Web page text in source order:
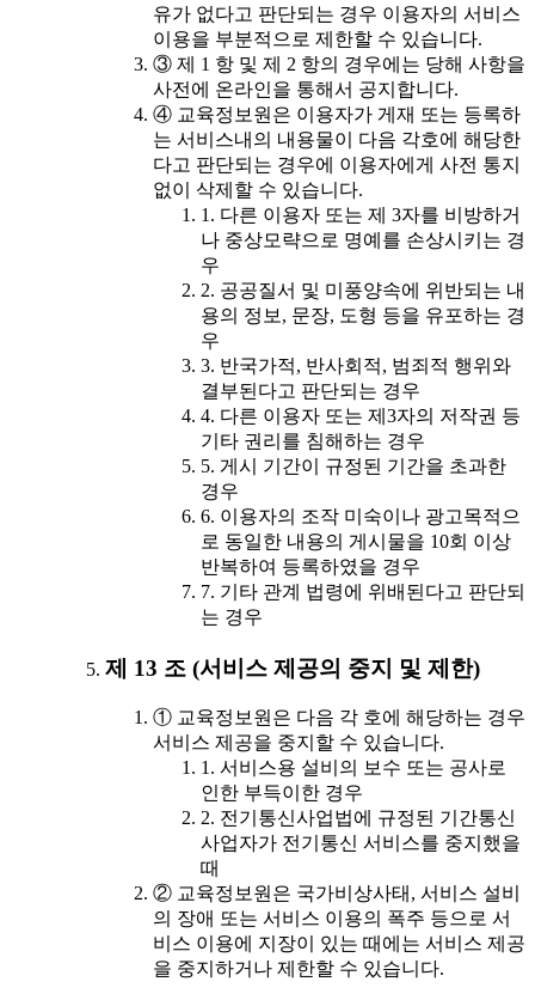
유가 없다고 판단되는 경우 이용자의 서비스
이용을 부분적으로 제한할 수 있습니다.
③ 제 1 항 및 제 2 항의 경우에는 당해 사항을
사전에 온라인을 통해서 공지합니다.
④ 교육정보원은 이용자가 게재 또는 등록하
는 서비스내의 내용물이 다음 각호에 해당한
다고 판단되는 경우에 이용자에게 사전 통지
없이 삭제할 수 있습니다.
1. 다른 이용자 또는 제 3자를 비방하거
나 중상모략으로 명예를 손상시키는 경
우
2. 공공질서 및 미풍양속에 위반되는 내
용의 정보, 문장, 도형 등을 유포하는 경
우
3. 반국가적, 반사회적, 범죄적 행위와
결부된다고 판단되는 경우
4. 다른 이용자 또는 제3자의 저작권 등
기타 권리를 침해하는 경우
5. 게시 기간이 규정된 기간을 초과한
경우
6. 이용자의 조작 미숙이나 광고목적으
로 동일한 내용의 게시물을 10회 이상
반복하여 등록하였을 경우
7. 기타 관계 법령에 위배된다고 판단되
는 경우
제 13 조 (서비스 제공의 중지 및 제한)
① 교육정보원은 다음 각 호에 해당하는 경우
서비스 제공을 중지할 수 있습니다.
1. 서비스용 설비의 보수 또는 공사로
인한 부득이한 경우
2. 전기통신사업법에 규정된 기간통신
사업자가 전기통신 서비스를 중지했을
때
② 교육정보원은 국가비상사태, 서비스 설비
의 장애 또는 서비스 이용의 폭주 등으로 서
비스 이용에 지장이 있는 때에는 서비스 제공
을 중지하거나 제한할 수 있습니다.